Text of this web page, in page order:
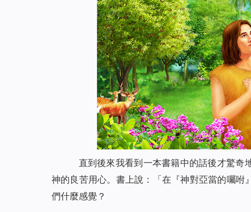
直到後來我看到一本書籍中的話後才驚奇
神的良苦用心。書上說：「 在『神對亞當的囑咐
們什麼感覺？